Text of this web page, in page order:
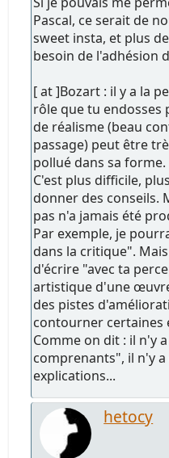
Pascal, ce serait de
sweet insta, et plus
besoin de l'adhésion
[ at ]Bozart : il y a la
rôle que tu endosses
de réalisme (beau
passage) peut être
pollué dans sa forme.
C'est plus difficile,
donner des conseils.
pas n'a jamais été
Par exemple, je
dans la critique".
d'écrire "avec ta
artistique d'une
des pistes
contourner certaines
Comme on dit : il n'y
comprenants", il n'y
explications...
hetocy